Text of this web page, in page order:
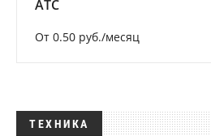
АТС
От 0.50 руб./месяц
ТЕХНИКА